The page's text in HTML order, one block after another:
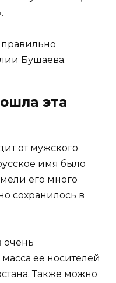
Бушаева.
эта
от мужского
имя было
его много
сохранилось в
очень
ее носителей
Также можно